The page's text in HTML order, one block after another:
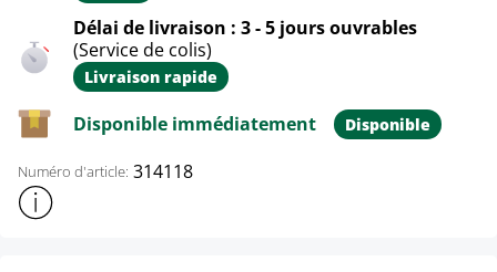
Délai de livraison : 3 - 5 jours ouvrables
(Service de colis)
Livraison rapide
Disponible immédiatement Disponible
Numéro d'article: 314118
Afficher plus d'informations sur le produit